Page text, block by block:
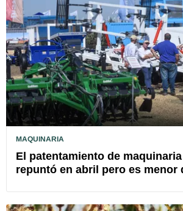
MAQUINARIA
El patentamiento de
repuntó en abril pero es menor